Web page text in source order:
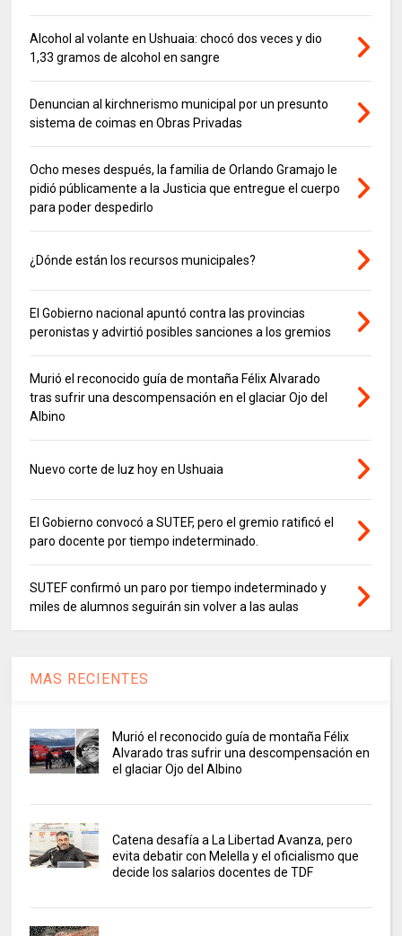
Alcohol al volante en Ushuaia: chocó dos veces y dio
1,33 gramos de alcohol en sangre
Denuncian al kirchnerismo municipal por un presunto
sistema de coimas en Obras Privadas
Ocho meses después, la familia de Orlando Gramajo le
pidió públicamente a la Justicia que entregue el cuerpo
para poder despedirlo
¿Dónde están los recursos municipales?
El Gobierno nacional apuntó contra las provincias
peronistas y advirtió posibles sanciones a los gremios
Murió el reconocido guía de montaña Félix Alvarado
tras sufrir una descompensación en el glaciar Ojo del
Albino
Nuevo corte de luz hoy en Ushuaia
El Gobierno convocó a SUTEF, pero el gremio ratificó el
paro docente por tiempo indeterminado.
SUTEF confirmó un paro por tiempo indeterminado y
miles de alumnos seguirán sin volver a las aulas
MAS RECIENTES
Murió el reconocido guía de montaña Félix
Alvarado tras sufrir una descompensación en
el glaciar Ojo del Albino
Catena desafía a La Libertad Avanza, pero
evita debatir con Melella y el oficialismo que
decide los salarios docentes de TDF